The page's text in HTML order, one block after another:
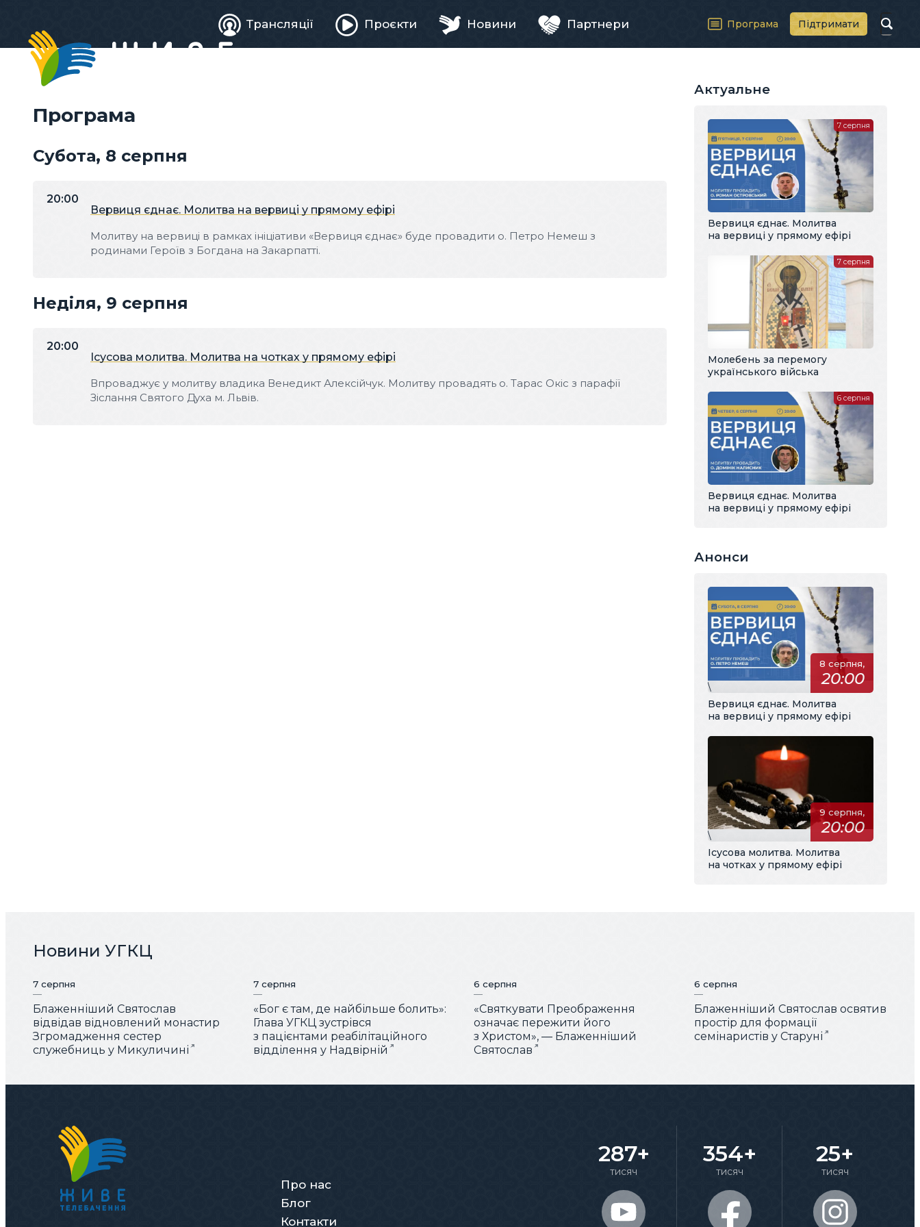
Живе
телебачення
Трансляції Проєкти Новини Партнери Програма Підтримати
Програма
Субота, 8 серпня
Вервиця єднає. Молитва на вервиці у прямому ефірі
20:00
Молитву на вервиці в рамках ініціативи «Вервиця єднає» буде провадити о. Петро Немеш з
родинами Героїв з Богдана на Закарпатті.
Неділя, 9 серпня
Ісусова молитва. Молитва на чотках у прямому ефірі
20:00
Впроваджує у молитву владика Венедикт Алексійчук. Молитву провадять о. Тарас Окіс з парафії
Зіслання Святого Духа м. Львів.
Актуальне
Вервиця єднає. Молитва
на вервиці у прямому ефірі
7 серпня
Молебень за перемогу
українського війська
7 серпня
Вервиця єднає. Молитва
на вервиці у прямому ефірі
6 серпня
Анонси
8 серпня,
20:00
\
Вервиця єднає. Молитва
на вервиці у прямому ефірі
9 серпня,
20:00
\
Ісусова молитва. Молитва
на чотках у прямому ефірі
Новини УГКЦ
7 серпня
Блаженніший Святослав
відвідав відновлений монастир
Згромадження сестер
служебниць у Микуличині
7 серпня
«Бог є там, де найбільше болить»:
Глава УГКЦ зустрівся
з пацієнтами реабілітаційного
відділення у Надвірній
6 серпня
«Святкувати Преображення
означає пережити його
з Христом», — Блаженніший
Святослав
6 серпня
Блаженніший Святослав освятив
простір для формації
семінаристів у Старуні
Про нас
Блог
Контакти
287+
тисяч
354+
тисяч
25+
тисяч